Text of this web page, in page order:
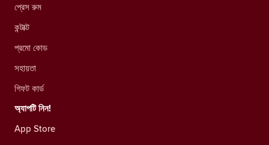
প্রেস রুম
কন্টাক্ট
প্রমো কোড
সহায়তা
গিফট কার্ড
অ্যাপটি নিন!
App Store